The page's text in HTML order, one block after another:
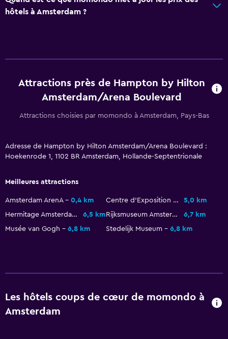
Canapé-lit
Location de vélos
hôtels à Amsterdam ?
Attractions près de Hampton by Hilton
Amsterdam/Arena Boulevard
Attractions choisies par momondo à Amsterdam, Pays-Bas
Adresse de Hampton by Hilton Amsterdam/Arena Boulevard :
Hoekenrode 1, 1102 BR Amsterdam, Hollande-Septentrionale
Meilleures attractions
Amsterdam ArenA 0,4 km Centre d'Exposition et de Convention d'Amsterdam RAI
5,0 km
Hermitage Amsterdam
6,5 km Rijksmuseum Amsterdam
6,7 km
Musée van Gogh
6,8 km Stedelijk Museum 6,8 km
Les hôtels coups de cœur de momondo à
Amsterdam